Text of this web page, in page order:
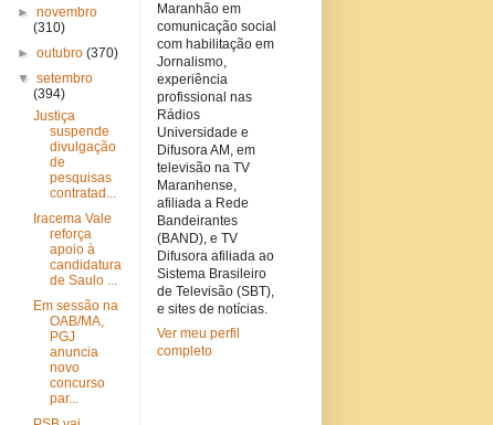
► novembro
(310)
► outubro (370)
▼ setembro
(394)
Justiça
suspende
divulgação
de
pesquisas
contratad...
Iracema Vale
reforça
apoio à
candidatura
de Saulo ...
Em sessão na
OAB/MA,
PGJ
anuncia
novo
concurso
par...
Maranhão em
comunicação social
com habilitação em
Jornalismo,
experiência
profissional nas
Rádios
Universidade e
Difusora AM, em
televisão na TV
Maranhense,
afiliada a Rede
Bandeirantes
(BAND), e TV
Difusora afiliada ao
Sistema Brasileiro
de Televisão (SBT),
e sites de notícias.
Ver meu perfil
completo